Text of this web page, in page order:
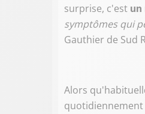
surprise, c'est
symptômes qui
Gauthier de Sud
Alors
quotidiennement